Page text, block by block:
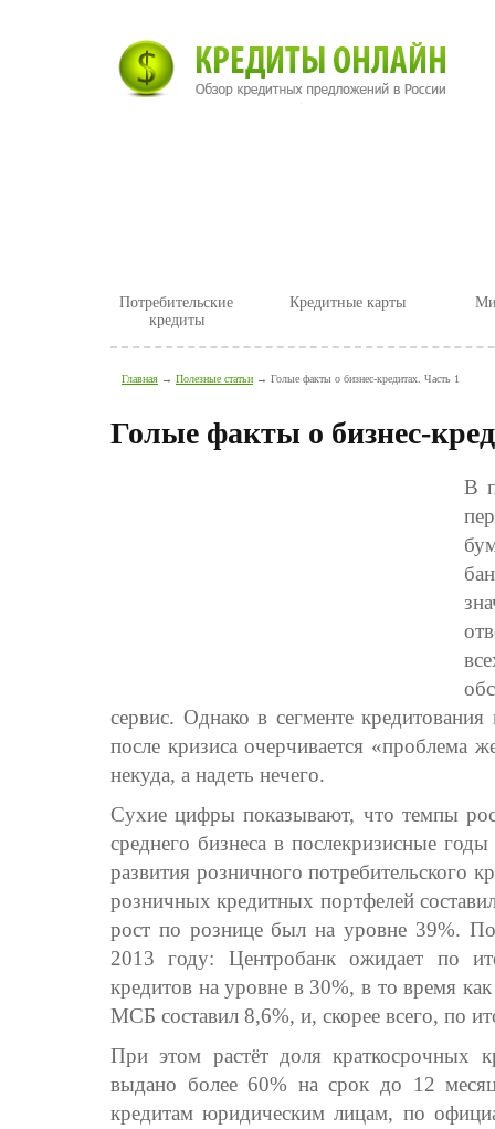
Потребительские
кредиты
Кредитные карты
Главная → Полезные статьи → Голые факты о бизнес-кредитах. Часть 1
Голые факты о бизнес-
В
сервис. Однако в сегменте
после кризиса очерчивается «проблема
некуда, а надеть нечего.
Сухие цифры показывают, что темпы
среднего бизнеса в послекризисные
развития розничного потребительского
розничных кредитных портфелей
рост по рознице был на уровне 39%.
2013 году: Центробанк ожидает по
кредитов на уровне в 30%, в то время
МСБ составил 8,6%, и, скорее всего, по
При этом растёт доля
выдано более 60% на срок до 12
кредитам юридическим лицам, по